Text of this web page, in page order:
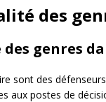
des
genres
sont des
aux postes de